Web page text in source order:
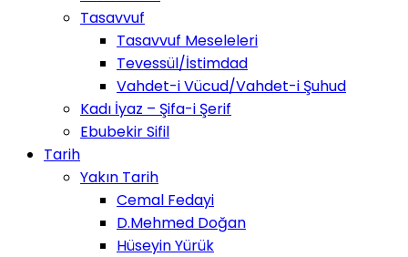
Tasavvuf
Tasavvuf Meseleleri
Tevessül/İstimdad
Vahdet-i Vücud/Vahdet-i Şuhud
Kadı İyaz – Şifa-i Şerif
Ebubekir Sifil
Tarih
Yakın Tarih
Cemal Fedayi
D.Mehmed Doğan
Hüseyin Yürük